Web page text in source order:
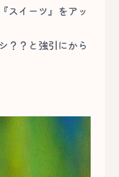
スイーツ』をアッ
？？と強引にから